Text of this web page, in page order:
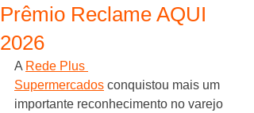
Prêmio Reclame AQUI
2026
A Rede Plus
Supermercados conquistou mais um
importante reconhecimento no varejo